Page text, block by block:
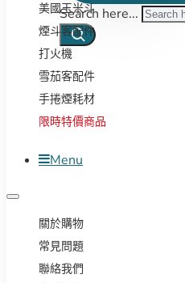
Search here...
美國玉米斗
煙斗客配件
打火機
雪茄客配件
手捲煙耗材
限時特價商品
Menu
關於購物
常見問題
聯絡我們